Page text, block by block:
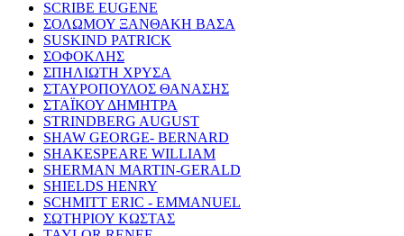
SCRIBE EUGENE
ΣΟΛΩΜΟΥ ΞΑΝΘΑΚΗ ΒΑΣΑ
SUSKIND PATRICK
ΣΟΦΟΚΛΗΣ
ΣΠΗΛΙΩΤΗ ΧΡΥΣΑ
ΣΤΑΥΡΟΠΟΥΛΟΣ ΘΑΝΑΣΗΣ
ΣΤΑΪΚΟΥ ΔΗΜΗΤΡΑ
STRINDBERG AUGUST
SHAW GEORGE- BERNARD
SHAKESPEARE WILLIAM
SHERMAN MARTIN-GERALD
SHIELDS HENRY
SCHMITT ERIC - EMMANUEL
ΣΩΤΗΡΙΟΥ ΚΩΣΤΑΣ